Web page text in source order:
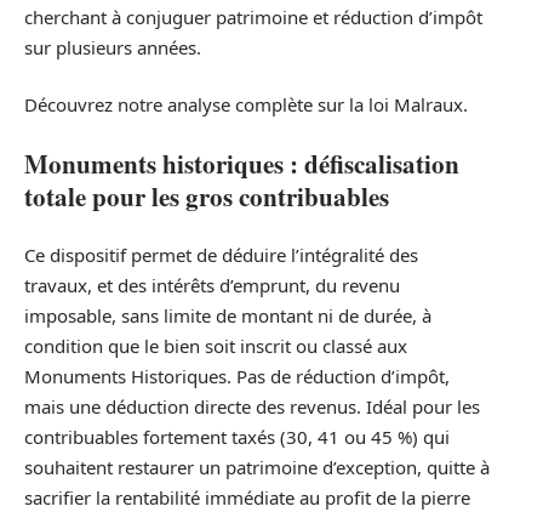
cherchant à conjuguer patrimoine et réduction d’impôt
sur plusieurs années.
Découvrez notre analyse complète sur la loi Malraux.
Monuments historiques : défiscalisation
totale pour les gros contribuables
Ce dispositif permet de déduire l’intégralité des
travaux, et des intérêts d’emprunt, du revenu
imposable, sans limite de montant ni de durée, à
condition que le bien soit inscrit ou classé aux
Monuments Historiques. Pas de réduction d’impôt,
mais une déduction directe des revenus. Idéal pour les
contribuables fortement taxés (30, 41 ou 45 %) qui
souhaitent restaurer un patrimoine d’exception, quitte à
sacrifier la rentabilité immédiate au profit de la pierre